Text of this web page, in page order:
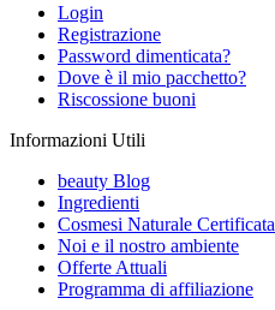
Login
Registrazione
Password dimenticata?
Dove è il mio pacchetto?
Riscossione buoni
Informazioni Utili
beauty Blog
Ingredienti
Cosmesi Naturale Certificata
Noi e il nostro ambiente
Offerte Attuali
Programma di affiliazione